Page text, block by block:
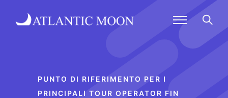
PUNTO DI RIFERIMENTO PER I
PRINCIPALI TOUR OPERATOR FIN